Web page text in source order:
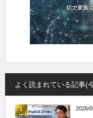
よく読まれている記事(
1 2026/